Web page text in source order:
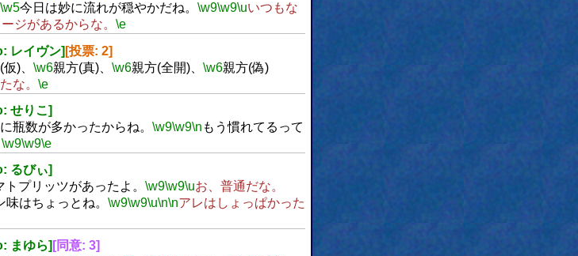
\w5今日は妙に流れが穏やかだね。 \w9\w9\uいつもな
ジがあるからな。 \e
レイヴン] [投票: 2]
)、 \w6親方(真)、 \w6親方(全開)、 \w6親方(偽)
な。 \e
せりこ]
瓶数が多かったからね。 \w9\w9\n もう慣れてるって
\w9\w9\e
るびぃ]
プリッツがあったよ。 \w9\w9\uお、普通だな。
味はちょっとね。 \w9\w9\u\n\nアレはしょっぱかった
まゆら] [同意: 3]